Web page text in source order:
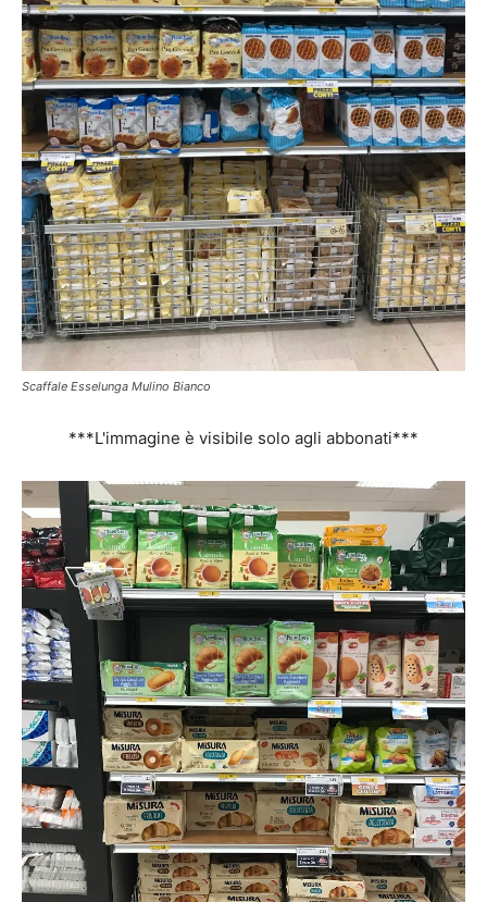
Scaffale Esselunga Mulino Bianco
***L'immagine è visibile solo agli abbonati***